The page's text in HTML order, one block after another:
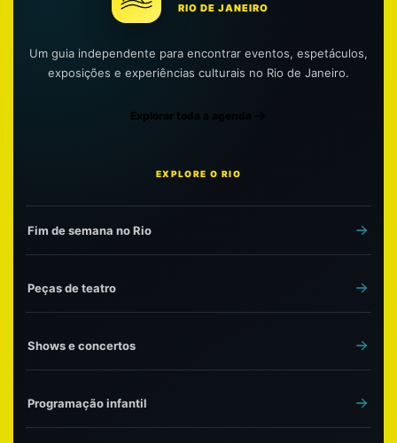
RIO DE JANEIRO
Um guia independente para encontrar eventos, espetáculos,
exposições e experiências culturais no Rio de Janeiro.
Explorar toda a agenda
EXPLORE O RIO
Fim de semana no Rio
Peças de teatro
Shows e concertos
Programação infantil